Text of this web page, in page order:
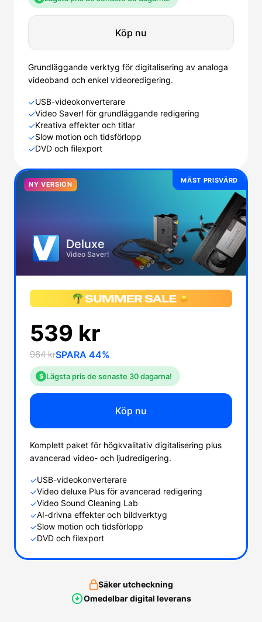
Köp nu
Grundläggande verktyg för digitalisering av analoga
videoband och enkel videoredigering.
✓USB-videokonverterare
✓Video Saver! för grundläggande redigering
✓Kreativa effekter och titlar
✓Slow motion och tidsförlopp
✓DVD och filexport
MÄST PRISVÄRD
NY VERSION
Deluxe
Video Saver!
539 kr
964 krSPARA 44%
$ Lägsta pris de senaste 30 dagarna!
Köp nu
Komplett paket för högkvalitativ digitalisering plus
avancerad video- och ljudredigering.
✓USB-videokonverterare
✓Video deluxe Plus för avancerad redigering
✓Video Sound Cleaning Lab
✓AI-drivna effekter och bildverktyg
✓Slow motion och tidsförlopp
✓DVD och filexport
Säker utcheckning
Omedelbar digital leverans